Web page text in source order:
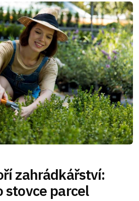
zahrádkářství:
stovce parcel